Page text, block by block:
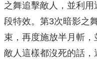
之舞追擊敵人，並利
段特效。第3次暗影之
束，再度施放半月斬
敵人這樣都沒死的話，